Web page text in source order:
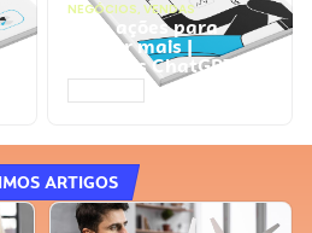
NEGÓCIOS, VENDAS
Faça ações para
vender mais |
Prompts ChatGPT
ARTIGOS